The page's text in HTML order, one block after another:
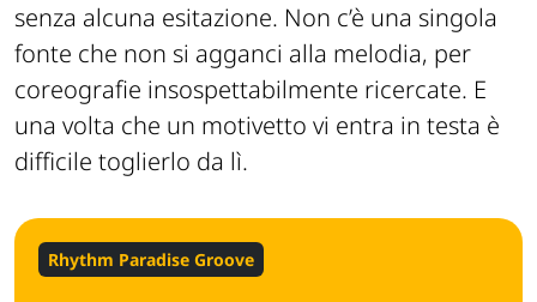
senza alcuna esitazione. Non c’è una singola
fonte che non si agganci alla melodia, per
coreografie insospettabilmente ricercate. E
una volta che un motivetto vi entra in testa è
difficile toglierlo da lì.
Rhythm Paradise Groove